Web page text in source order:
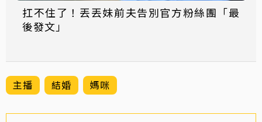
扛不住了！丟丟妹前夫告別官方粉絲團「最
後發文」
主播 結婚 媽咪